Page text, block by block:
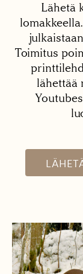
Lähetä
Toimitus
lähettää